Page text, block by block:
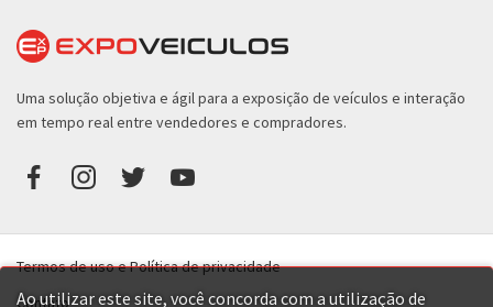
Ao utilizar este site, você concorda com a utilização de
Uma solução objetiva e ágil para a exposição de veículos e interação
em tempo real entre vendedores e compradores.
Termos de uso e Política de privacidade
Contato